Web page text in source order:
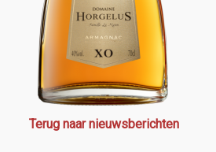
Terug naar nieuwsberichten